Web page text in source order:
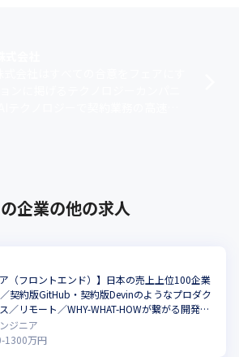
クコントロールを同時に実現します。
を前さばきし、高リスクな案件のみ法務
業の高速化に貢献します。
日本を代表する企業にご利用いただいて
事業を加速させる価値を届けることで、
事業基盤を築いています。
ジショニングにAIの進化を馴染ませること
します。
企業の他の求人
ア（フロントエンド）】日本の売上上位100企業
契約版GitHub・契約版Devinのようなプロダク
／リモート／WHY-WHAT-HOWが繋がる開発体
ードも書く弁護士でエンジニアのリスペクトが
ジニア
-1300万円